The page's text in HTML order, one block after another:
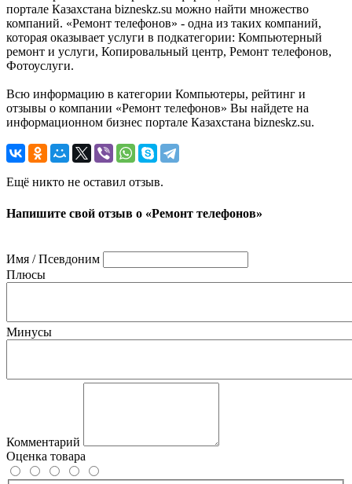
портале Казахстана bizneskz.su можно найти множество
компаний. «Ремонт телефонов» - одна из таких компаний,
которая оказывает услуги в подкатегории: Компьютерный
ремонт и услуги, Копировальный центр, Ремонт телефонов,
Фотоуслуги.
Всю информацию в категории Компьютеры, рейтинг и
отзывы о компании «Ремонт телефонов» Вы найдете на
информационном бизнес портале Казахстана bizneskz.su.
Ещё никто не оставил отзыв.
Напишите свой отзыв о «Ремонт телефонов»
Имя / Псевдоним
Плюсы
Минусы
Комментарий
Оценка товара